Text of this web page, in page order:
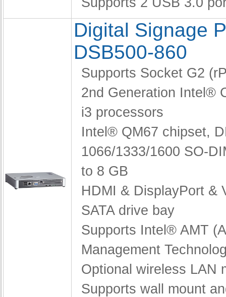
Digital Signage
DSB500-860
Supports Socket G2
2nd Generation Intel®
i3 processors
Intel® QM67 chipset,
1066/1333/1600 SO-
to 8 GB
HDMI & DisplayPort &
SATA drive bay
Supports Intel® AMT
Management
Optional wireless LAN
Supports wall mount